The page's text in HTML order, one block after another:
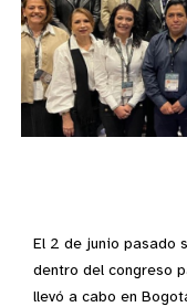
El 2 de junio pasado
dentro del congreso
llevó a cabo en